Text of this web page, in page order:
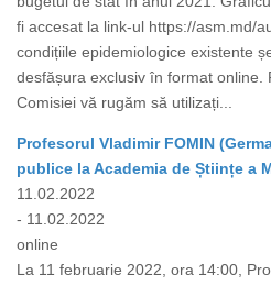
fi accesat la link-ul https://asm.md/
condițiile epidemiologice existente
desfășura exclusiv în format online.
Comisiei vă rugăm să utilizați...
Profesorul Vladimir FOMIN
publice la Academia de Științe a
11.02.2022
- 11.02.2022
online
La 11 februarie 2022, ora 14:00,